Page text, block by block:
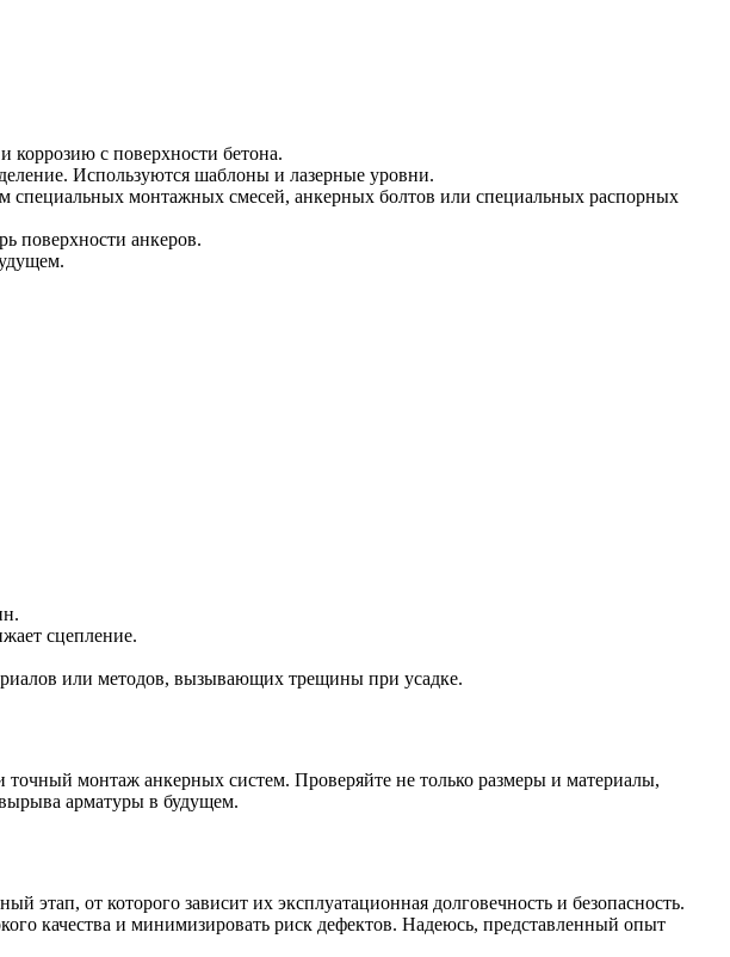
коррозию с поверхности бетона.
Используются шаблоны и лазерные уровни.
специальных монтажных смесей, анкерных болтов или специальных распорных
поверхности анкеров.
сцепление.
или методов, вызывающих трещины при усадке.
монтаж анкерных систем. Проверяйте не только размеры и материалы,
арматуры в будущем.
от которого зависит их эксплуатационная долговечность и безопасность.
качества и минимизировать риск дефектов. Надеюсь, представленный опыт